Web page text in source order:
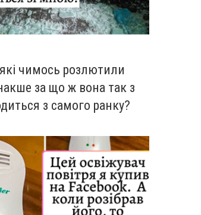
чимось розлютили
за що ж вона так з
з самого ранку?